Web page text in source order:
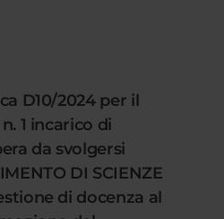
D10/2024 per il
1 incarico di
da svolgersi
DI SCIENZE
di docenza al